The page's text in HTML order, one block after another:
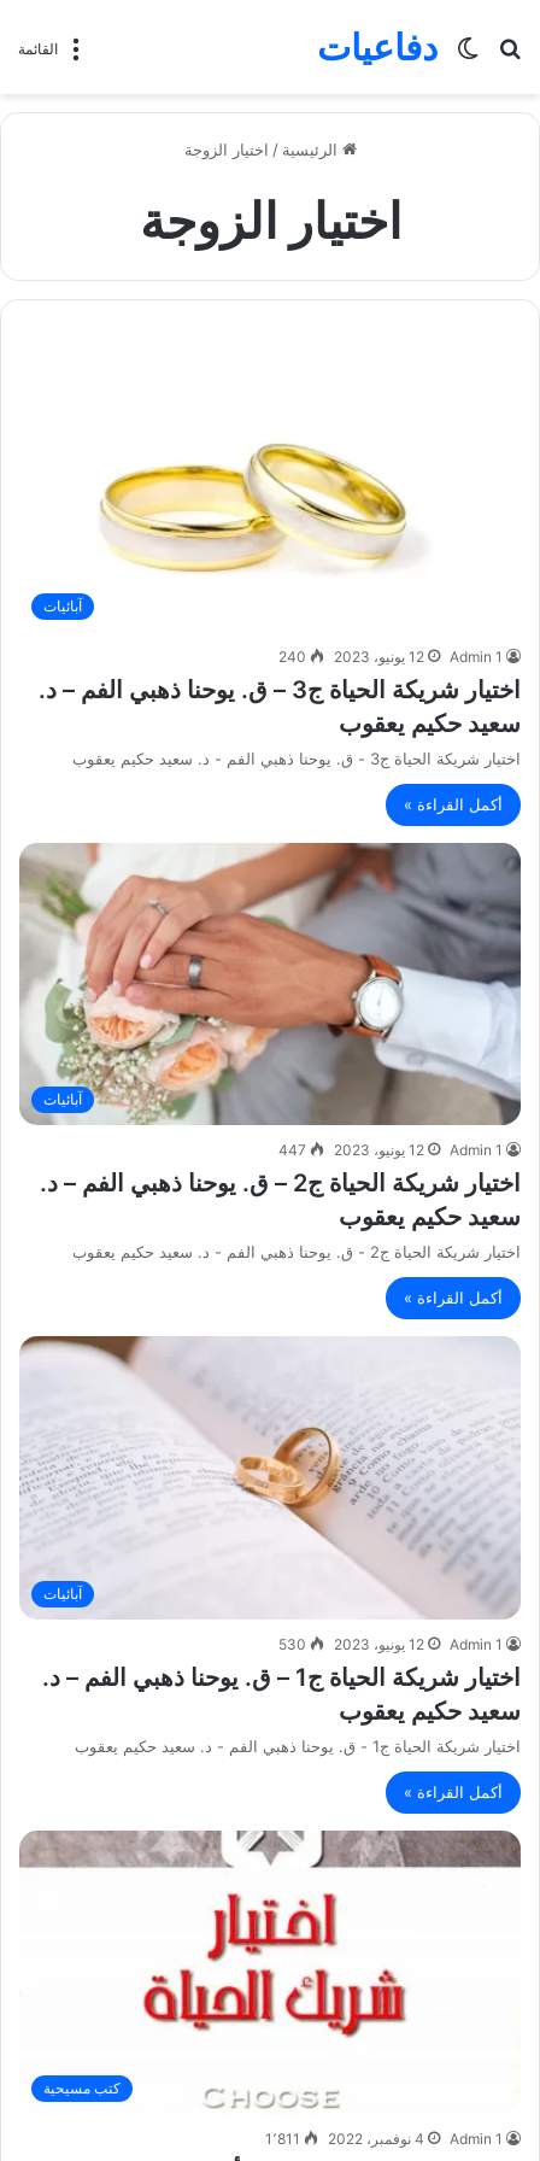
القائمة دفاعيات
بحث
الوضع
الرئيسية / اختيار الزوجة
اختيار الزوجة
آبائيات
Admin 1 12 يونيو، 2023 240
اختيار شريكة الحياة ج3 – ق. يوحنا ذهبي الفم – د.
سعيد حكيم يعقوب
اختيار شريكة الحياة ج3 - ق. يوحنا ذهبي الفم - د. سعيد حكيم يعقوب
أكمل القراءة »
آبائيات
Admin 1 12 يونيو، 2023 447
اختيار شريكة الحياة ج2 – ق. يوحنا ذهبي الفم – د.
سعيد حكيم يعقوب
اختيار شريكة الحياة ج2 - ق. يوحنا ذهبي الفم - د. سعيد حكيم يعقوب
أكمل القراءة »
آبائيات
Admin 1 12 يونيو، 2023 530
اختيار شريكة الحياة ج1 – ق. يوحنا ذهبي الفم – د.
سعيد حكيم يعقوب
اختيار شريكة الحياة ج1 - ق. يوحنا ذهبي الفم - د. سعيد حكيم يعقوب
أكمل القراءة »
كتب مسيحية
Admin 1 4 نوفمبر، 2022 1٬811